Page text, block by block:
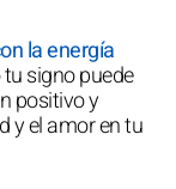
la energía
signo puede
positivo y
y el amor en tu